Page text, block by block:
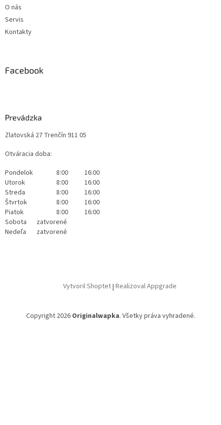
O nás
Servis
Kontakty
Facebook
Prevádzka
Zlatovská 27 Trenčín 911 05
Otváracia doba:
Pondelok
8:00
16:00
Utorok
8:00
16:00
Streda
8:00
16:00
Štvrtok
8:00
16:00
Piatok
8:00
16:00
Sobota
zatvorené
Nedeľa
zatvorené
Vytvoril Shoptet| Realizoval Appgrade
Copyright 2026 Originalwapka. Všetky práva vyhradené.